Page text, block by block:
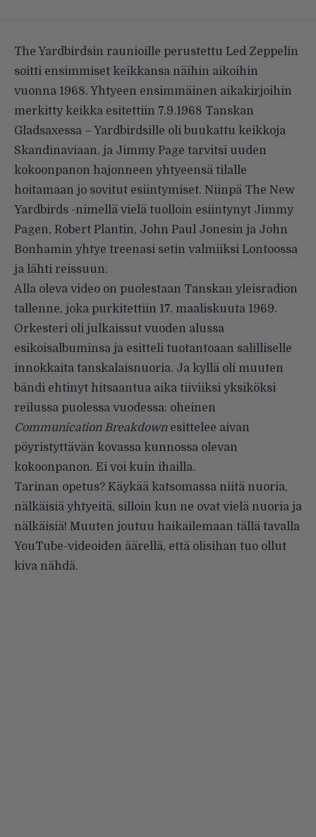
The Yardbirdsin raunioille perustettu Led Zeppelin
soitti ensimmiset keikkansa näihin aikoihin
vuonna 1968. Yhtyeen ensimmäinen aikakirjoihin
merkitty keikka esitettiin 7.9.1968 Tanskan
Gladsaxessa – Yardbirdsille oli buukattu keikkoja
Skandinaviaan, ja Jimmy Page tarvitsi uuden
kokoonpanon hajonneen yhtyeensä tilalle
hoitamaan jo sovitut esiintymiset. Niinpä The New
Yardbirds -nimellä vielä tuolloin esiintynyt Jimmy
Pagen, Robert Plantin, John Paul Jonesin ja John
Bonhamin yhtye treenasi setin valmiiksi Lontoossa
ja lähti reissuun.
Alla oleva video on puolestaan Tanskan yleisradion
tallenne, joka purkitettiin 17. maaliskuuta 1969.
Orkesteri oli julkaissut vuoden alussa
esikoisalbuminsa ja esitteli tuotantoaan salilliselle
innokkaita tanskalaisnuoria. Ja kyllä oli muuten
bändi ehtinyt hitsaantua aika tiiviiksi yksiköksi
reilussa puolessa vuodessa: oheinen
Communication Breakdownesittelee aivan
pöyristyttävän kovassa kunnossa olevan
kokoonpanon. Ei voi kuin ihailla.
Tarinan opetus? Käykää katsomassa niitä nuoria,
nälkäisiä yhtyeitä, silloin kun ne ovat vielä nuoria ja
nälkäisiä! Muuten joutuu haikailemaan tällä tavalla
YouTube-videoiden äärellä, että olisihan tuo ollut
kiva nähdä.